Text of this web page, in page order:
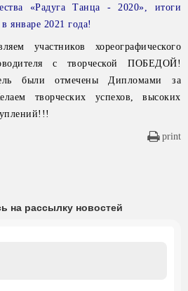
«Радуга Танца - 2020», итоги
январе 2021 года!
участников хореографического
с творческой ПОБЕДОЙ!
были отмечены Дипломами за
творческих успехов, высоких
print
на рассылку новостей